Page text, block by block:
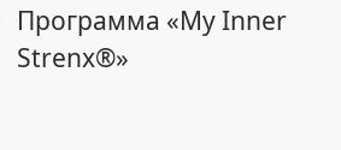
Программа «My Inner
Strenx®»